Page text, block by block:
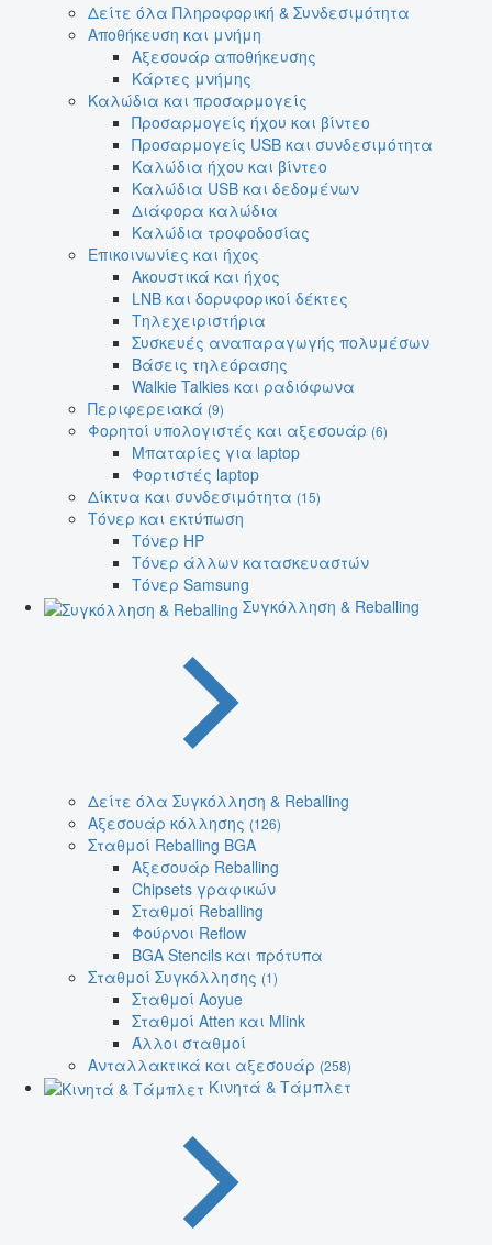
Δείτε όλα Πληροφορική & Συνδεσιμότητα
Αποθήκευση και μνήμη
Αξεσουάρ αποθήκευσης
Κάρτες μνήμης
Καλώδια και προσαρμογείς
Προσαρμογείς ήχου και βίντεο
Προσαρμογείς USB και συνδεσιμότητα
Καλώδια ήχου και βίντεο
Καλώδια USB και δεδομένων
Διάφορα καλώδια
Καλώδια τροφοδοσίας
Επικοινωνίες και ήχος
Ακουστικά και ήχος
LNB και δορυφορικοί δέκτες
Τηλεχειριστήρια
Συσκευές αναπαραγωγής πολυμέσων
Βάσεις τηλεόρασης
Walkie Talkies και ραδιόφωνα
Περιφερειακά (9)
Φορητοί υπολογιστές και αξεσουάρ (6)
Μπαταρίες για laptop
Φορτιστές laptop
Δίκτυα και συνδεσιμότητα (15)
Τόνερ και εκτύπωση
Τόνερ HP
Τόνερ άλλων κατασκευαστών
Τόνερ Samsung
Συγκόλληση & Reballing
Δείτε όλα Συγκόλληση & Reballing
Αξεσουάρ κόλλησης (126)
Σταθμοί Reballing BGA
Αξεσουάρ Reballing
Chipsets γραφικών
Σταθμοί Reballing
Φούρνοι Reflow
BGA Stencils και πρότυπα
Σταθμοί Συγκόλλησης (1)
Σταθμοί Aoyue
Σταθμοί Atten και Mlink
Άλλοι σταθμοί
Ανταλλακτικά και αξεσουάρ (258)
Κινητά & Τάμπλετ